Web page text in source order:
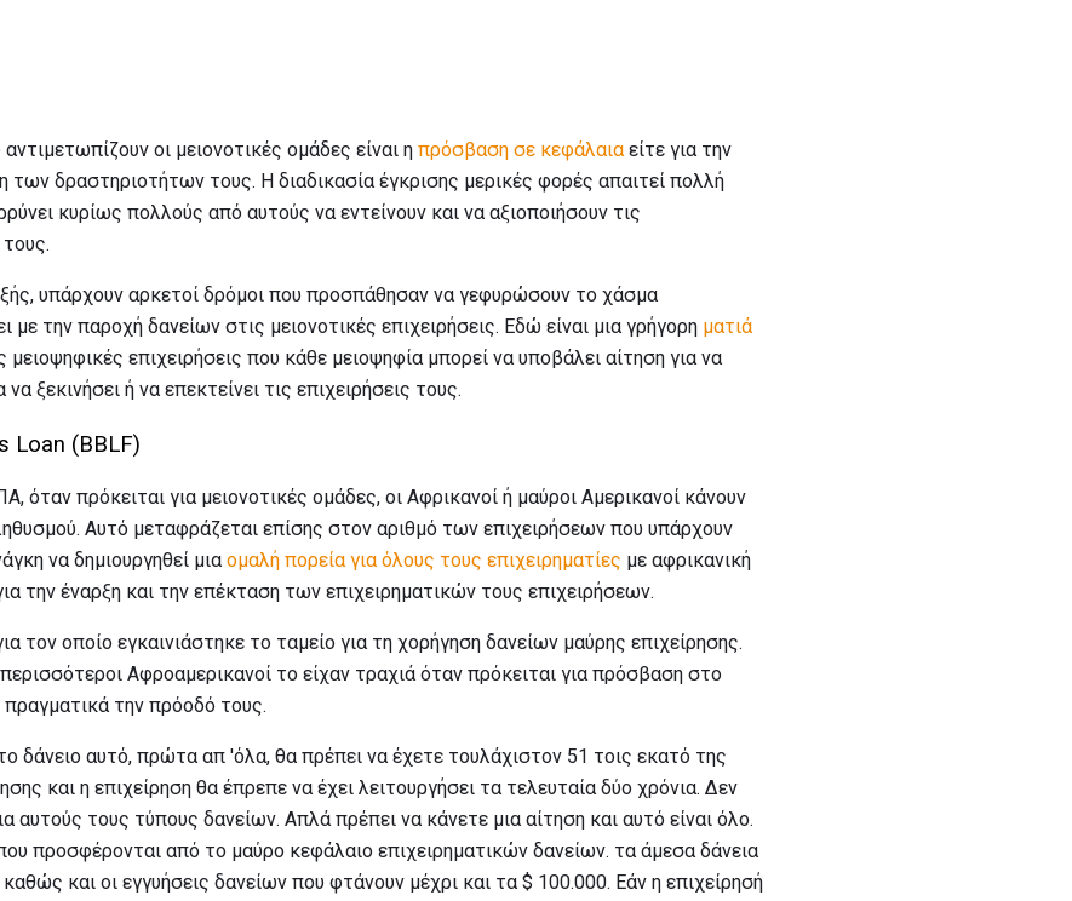
οι μειονοτικές ομάδες είναι η πρόσβαση σε κεφάλαια είτε για την
των δραστηριοτήτων τους. Η διαδικασία έγκρισης μερικές φορές απαιτεί πολλή
κυρίως πολλούς από αυτούς να εντείνουν και να αξιοποιήσουν τις
υπάρχουν αρκετοί δρόμοι που προσπάθησαν να γεφυρώσουν το χάσμα
την παροχή δανείων στις μειονοτικές επιχειρήσεις. Εδώ είναι μια γρήγορη ματιά
μειοψηφικές επιχειρήσεις που κάθε μειοψηφία μπορεί να υποβάλει αίτηση για να
ξεκινήσει ή να επεκτείνει τις επιχειρήσεις τους.
Loan (BBLF)
όταν πρόκειται για μειονοτικές ομάδες, οι Αφρικανοί ή μαύροι Αμερικανοί κάνουν
Αυτό μεταφράζεται επίσης στον αριθμό των επιχειρήσεων που υπάρχουν
να δημιουργηθεί μια ομαλή πορεία για όλους τους επιχειρηματίες με αφρικανική
την έναρξη και την επέκταση των επιχειρηματικών τους επιχειρήσεων.
τον οποίο εγκαινιάστηκε το ταμείο για τη χορήγηση δανείων μαύρης επιχείρησης.
Αφροαμερικανοί το είχαν τραχιά όταν πρόκειται για πρόσβαση στο
την πρόοδό τους.
δάνειο αυτό, πρώτα απ 'όλα, θα πρέπει να έχετε τουλάχιστον 51 τοις εκατό της
και η επιχείρηση θα έπρεπε να έχει λειτουργήσει τα τελευταία δύο χρόνια. Δεν
αυτούς τους τύπους δανείων. Απλά πρέπει να κάνετε μια αίτηση και αυτό είναι όλο.
προσφέρονται από το μαύρο κεφάλαιο επιχειρηματικών δανείων. τα άμεσα δάνεια
και οι εγγυήσεις δανείων που φτάνουν μέχρι και τα $ 100.000. Εάν η επιχείρησή